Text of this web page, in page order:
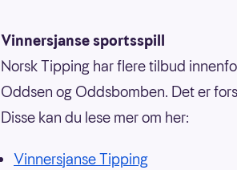
Vinnersjanse sportsspill
Norsk Tipping har flere tilbud
Oddsen og Oddsbomben. Det er
Disse kan du lese mer om her:
Vinnersjanse Tipping